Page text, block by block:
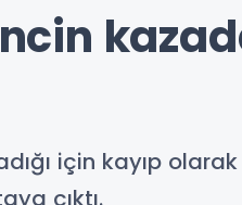
için kayıp
çıktı.